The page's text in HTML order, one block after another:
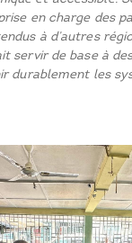
en charge des
à d’autres
servir de base à
durablement les